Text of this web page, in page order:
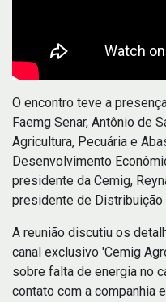
O encontro teve a
Faemg Senar, Antônio de
Agricultura, Pecuária e
Desenvolvimento
presidente da Cemig,
presidente de Distribuição
A reunião discutiu os
canal exclusivo 'Cemig
sobre falta de energia no
contato com a companhia